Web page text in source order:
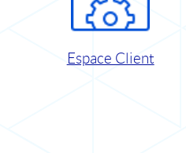
Espace Client